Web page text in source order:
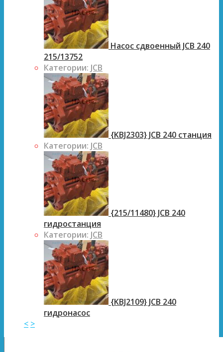
Насос сдвоенный JCB 240
215/13752
Категории: JCB
{KBJ2303} JCB 240 станция
Категории: JCB
{215/11480} JCB 240
гидростанция
Категории: JCB
{KBJ2109} JCB 240
гидронасос
< >